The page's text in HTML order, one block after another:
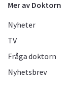
Mer av Doktorn
Nyheter
TV
Fråga doktorn
Nyhetsbrev